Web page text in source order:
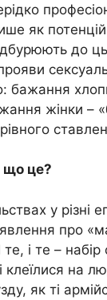
як
до
бажання
жінки –
що це?
у різні
про
те, і те –
клеїлися на
як ті